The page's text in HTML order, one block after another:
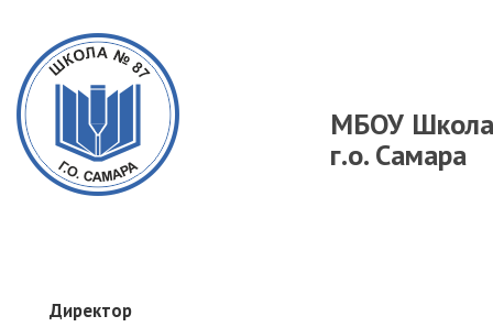
МБОУ
г.о. Самара
Директор